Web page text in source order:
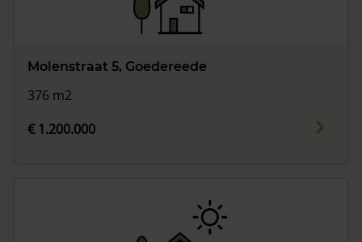
Molenstraat 5, Goedereede
376 m2
€ 1.200.000